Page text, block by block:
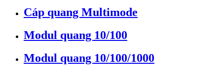
Cáp quang Multimode
Modul quang 10/100
Modul quang 10/100/1000